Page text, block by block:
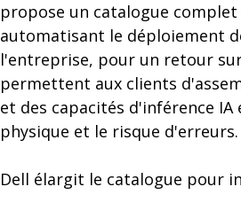
propose un catalogue
automatisant le déploiement
l'entreprise, pour un retour
permettent aux clients
et des capacités d'inférence
physique et le risque d'erreurs.
Dell élargit le catalogue pour